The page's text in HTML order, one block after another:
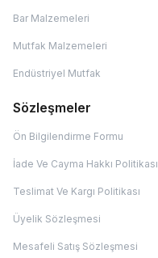
Bar Malzemeleri
Mutfak Malzemeleri
Endüstriyel Mutfak
Sözleşmeler
Ön Bilgilendirme Formu
İade Ve Cayma Hakkı Politikası
Teslimat Ve Kargı Politikası
Üyelik Sözleşmesi
Mesafeli Satış Sözleşmesi